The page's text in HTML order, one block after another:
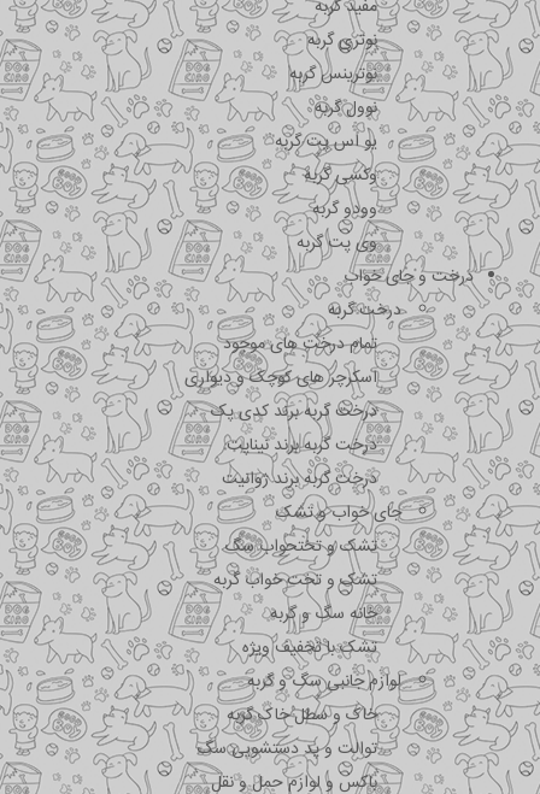
مفید گربه
نوتری گربه
نوترینس گربه
نوول گربه
یو اس پت گربه
وکسی گربه
وودو گربه
وی پت گربه
درخت و جای خواب
درخت گربه
تمام درخت های موجود
اسکرچر های کوچک و دیواری
درخت گربه برند کدی پک
درخت گربه برند نیناپت
درخت گربه برند ژوانیت
جای خواب و تشک
تشک و تختحواب سگ
تشک و تخت خواب گربه
خانه سگ و گربه
تشک با تخفیف ویژه
لوازم جانبی سگ و گربه
خاک و سطل خاک گربه
توالت و پد دستشویی سگ
باکس و لوازم حمل و نقل